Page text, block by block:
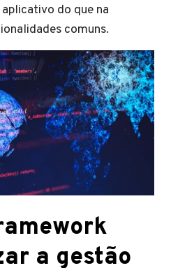
do que na
comuns.
a gestão